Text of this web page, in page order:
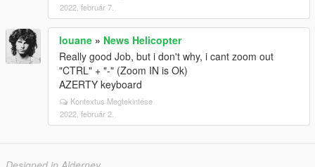
2022. február 7.
louane » News Helicopter
Really good Job, but i don't why, i cant zoom out
"CTRL" + "-" (Zoom IN is Ok)
AZERTY keyboard
Kontextus Megtekintése
2022. február 2.